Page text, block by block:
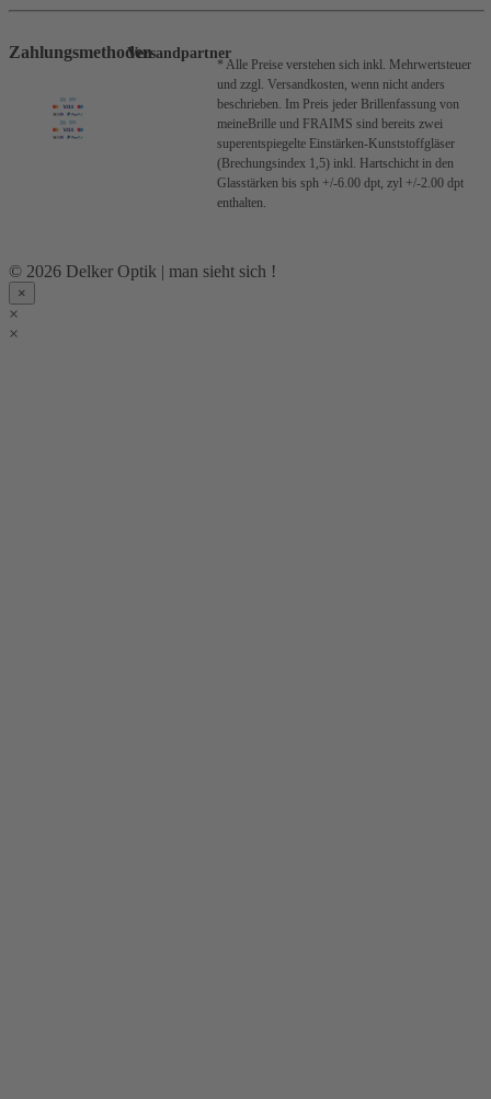
ZahlungsmethodenVersandpartner
* Alle Preise verstehen sich inkl. Mehrwertsteuer
und zzgl. Versandkosten, wenn nicht anders
beschrieben. Im Preis jeder Brillenfassung von
meineBrille und FRAIMS sind bereits zwei
superentspiegelte Einstärken-Kunststoffgläser
(Brechungsindex 1,5) inkl. Hartschicht in den
Glasstärken bis sph +/-6.00 dpt, zyl +/-2.00 dpt
enthalten.
© 2026 Delker Optik | man sieht sich !
×
×
×